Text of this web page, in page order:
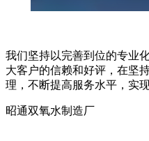
我们坚持以完善到位的专业
大客户的信赖和好评，在坚
理，不断提高服务水平，实
昭通双氧水制造厂